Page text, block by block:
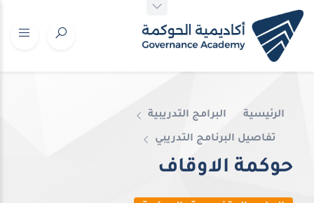
الرئيسية البرامج التدريبية
تفاصيل البرنامج التدريبي
حوكمة الاوقاف